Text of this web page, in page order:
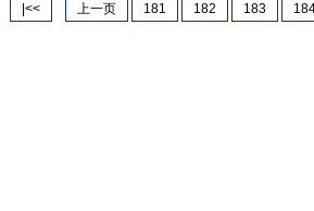
|<< 上一页 181 182 183